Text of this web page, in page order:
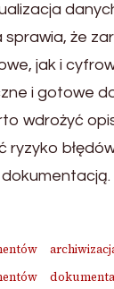
że
jak i
i gotowe
wdrożyć
ryzyko